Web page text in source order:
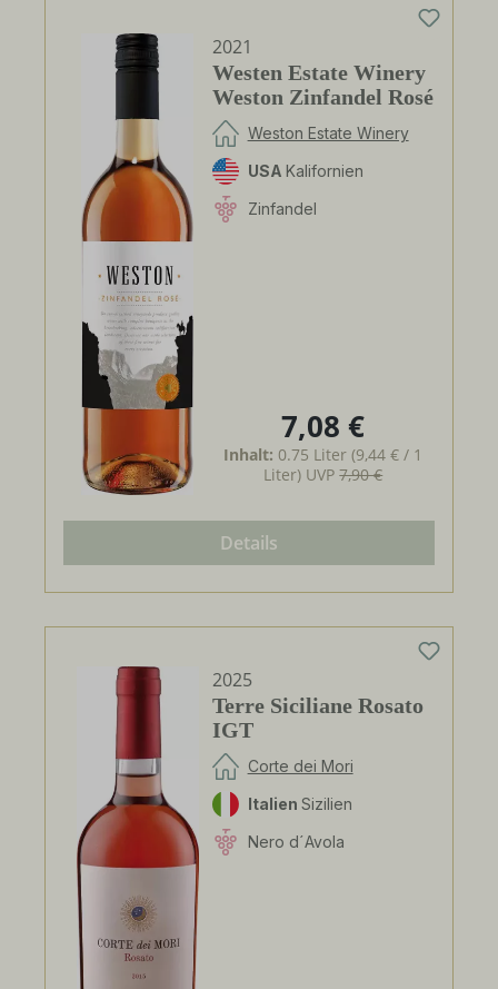
2021
Westen Estate Winery
Weston Zinfandel Rosé
Weston Estate Winery
USA Kalifornien
Zinfandel
Regulärer Preis:
7,08 €
Inhalt: 0.75 Liter(9,44 € / 1
Liter) UVP7,90 €
Details
2025
Terre Siciliane Rosato
IGT
Corte dei Mori
Italien Sizilien
Nero d´Avola